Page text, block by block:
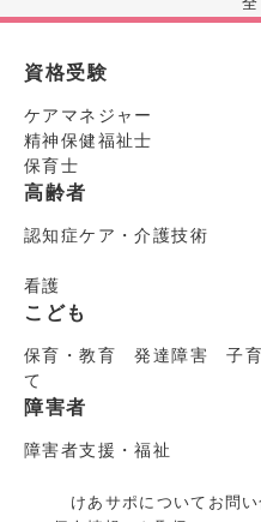
資格受験
ケアマネジャー
精神保健福祉士
保育士
高齢者
認知症ケア・介護技術
看護
こども
保育・教育 発達障害 子育
て
障害者
障害者支援・福祉
けあサポについて お問